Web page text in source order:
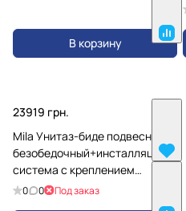
В корзину
23919 грн.
Mila Унитаз-биде подвесной,
безобедочный+инсталляционная
система с креплением
H8215230000001/H895652000
0 0 Под заказ